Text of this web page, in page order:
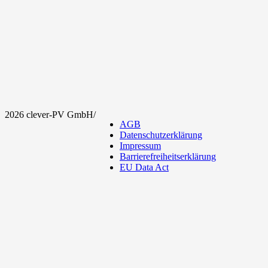
2026 clever-PV GmbH/
AGB
Datenschutzerklärung
Impressum
Barrierefreiheitserklärung
EU Data Act